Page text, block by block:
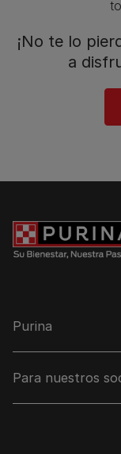
¡No te lo
a
Purina
Para nuestros